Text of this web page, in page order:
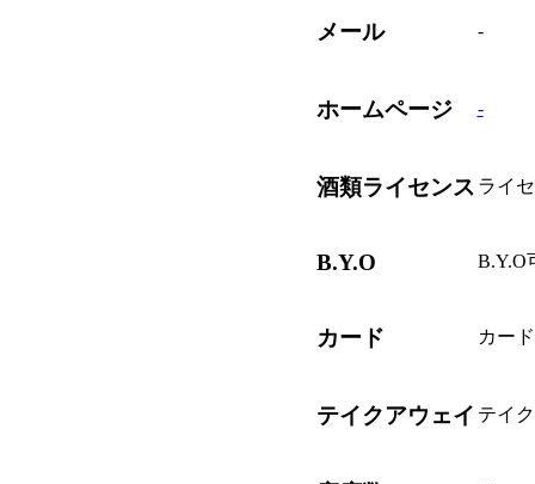
メール -
ホームページ -
酒類ライセンス ライ
B.Y.O B.Y.O
カード カー
テイクアウェイ テイ